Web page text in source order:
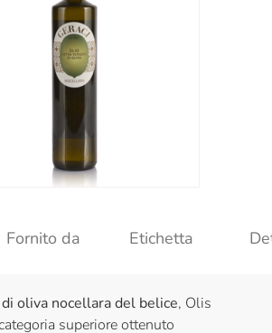
Fornito da Etichetta
oliva nocellara del belice, Olis
superiore ottenuto